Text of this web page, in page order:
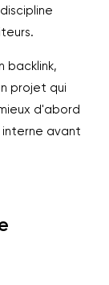
backlink,
projet qui
d'abord
avant